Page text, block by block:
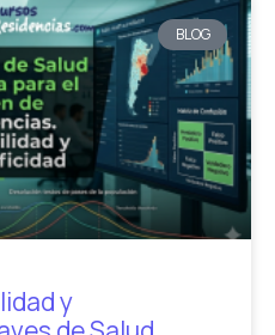
BLOG
y